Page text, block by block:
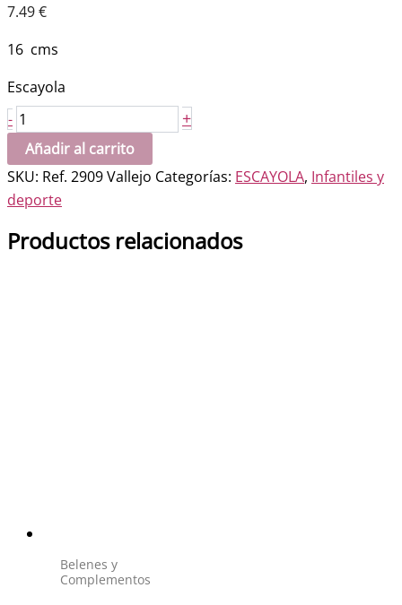
7.49€
16 cms
Escayola
- Escudo
del
Madrid
pequeño
cantidad
+
Añadir al carrito
SKU: Ref. 2909 Vallejo Categorías: ESCAYOLA, Infantiles y
deporte
Productos relacionados
Belenes y
Complementos